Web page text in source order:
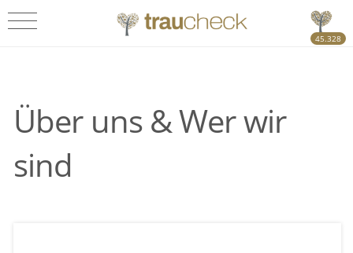
45.328
Über uns & Wer wir
sind